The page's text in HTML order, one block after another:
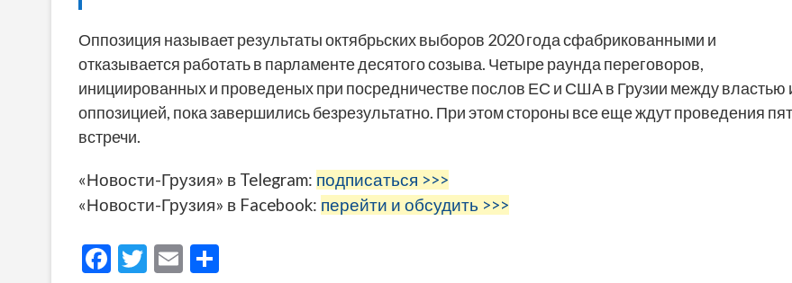
Оппозиция называет результаты октябрьских выборов 2020 года сфабрикованными и
отказывается работать в парламенте десятого созыва. Четыре раунда переговоров,
инициированных и проведеных при посредничестве послов ЕС и США в Грузии между властью
оппозицией, пока завершились безрезультатно. При этом стороны все еще ждут проведения
встречи.
«Новости-Грузия» в Telegram: подписаться >>>
«Новости-Грузия» в Facebook: перейти и обсудить >>>
F
T
E